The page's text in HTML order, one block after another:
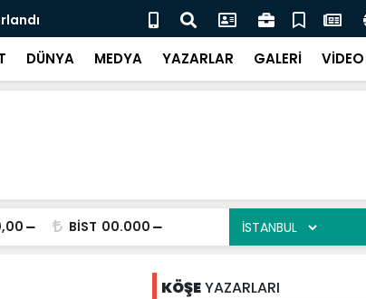
Doğubayazıt Kekiği İçin Tarihi Adım:
Süreci Başladı
DÜNYA MEDYA YAZARLAR GALERİ VİDEO
BİST 00.000
KÖŞEYAZARLARI